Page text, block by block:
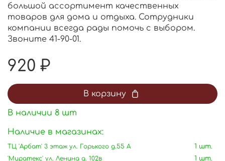
большой ассортимент качественных
товаров для дома и отдыха. Сотрудники
компании всегда рады помочь с выбором.
Звоните 41-90-01.
920 ₽
В корзину
В наличии 8 шт
Наличие в магазинах:
ТЦ 'Арбат' 3 этаж ул. Горького д.55 А
1 шт.
'Миратекс' ул. Ленина д. 102в
1 шт.